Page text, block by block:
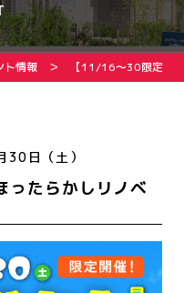
ト情報 【11/16〜30限定開
日（土）
ったらかしリノベ